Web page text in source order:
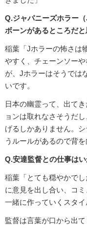
Q.ジャパニーズホラー
ボーンがあるところだと
稲葉「Jホラーの怖さは
やすく、チェーンソー
が、Jホラーはそうでは
いです。
日本の幽霊って、出て
ョンは取れなさそうだ
げるしかありません。
うルールがあるので背
Q.安達監督との仕事はい
稲葉「とても穏やかで
に意見を出し合い、コ
一緒に作っていくスタイ
監督は言葉が口から出